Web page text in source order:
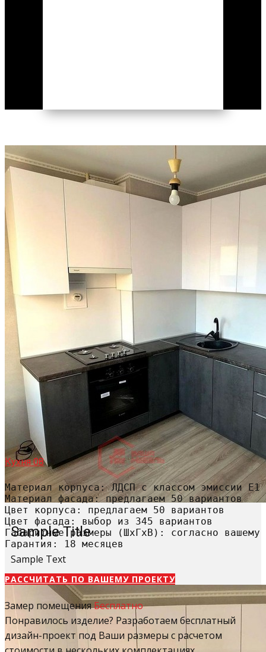
Sample Title
Sample Text
Кухня 08
Материал корпуса: ЛДСП с классом эмиссии Е1
Материал фасада: предлагаем 50 вариантов
Цвет корпуса: предлагаем 50 вариантов
Цвет фасада: выбор из 345 вариантов
Габаритные размеры (ШхГхВ): согласно вашему
Гарантия: 18 месяцев
РАССЧИТАТЬ​ ПО ВАШЕМУ ПРОЕКТУ
Замер помещенияБесплатно
Понравилось изделие? Разработаем бесплатный
дизайн-проект под Ваши размеры с расчетом